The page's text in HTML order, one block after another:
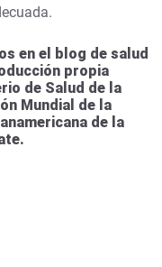
en el blog de salud
propia
de Salud de la
Mundial de la
de la